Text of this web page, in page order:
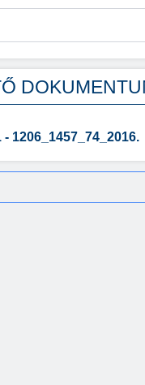
- 1206_1457_74_2016.